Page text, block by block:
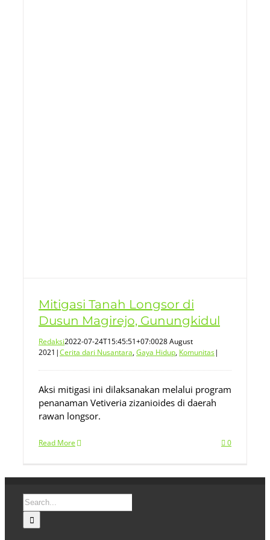
Mitigasi Tanah Longsor di
Dusun Magirejo, Gunungkidul
Redaksi2022-07-24T15:45:51+07:0028 August
2021 |Cerita dari Nusantara,Gaya Hidup, Komunitas|
Aksi mitigasi ini dilaksanakan melalui program
penanaman Vetiveria zizanioides di daerah
rawan longsor.
Read More 0
Search
for: